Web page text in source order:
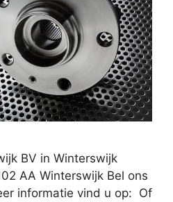
BV in Winterswijk
AA Winterswijk Bel ons
informatie vind u op: Of